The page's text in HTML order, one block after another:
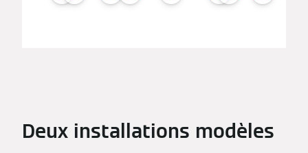
Deux installations modèles